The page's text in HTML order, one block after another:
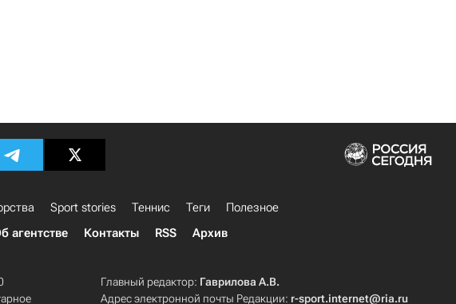
Sport stories Теннис Теги
Полезное
агентстве Контакты RSS Архив
Главный редактор: Гаврилова А.В.
Адрес электронной почты Редакции: r-sport.internet@ria.ru